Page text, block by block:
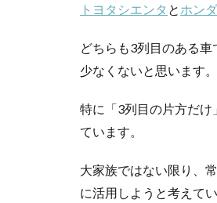
トヨタシエンタ と ホン
どちらも3列目のある
少なくないと思います。
特に「3列目の片方だ
ています。
大家族ではない限り、
に活用しようと考えて